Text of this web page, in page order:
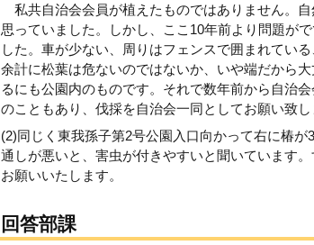
私共自治会会員が植えたものではありません。
思っていました。しかし、ここ10年前より問題が
した。車が少ない、周りはフェンスで囲まれてい
余計に松葉は危ないのではないか、いや端だから
るにも公園内のものです。それで数年前から自治
のこともあり、伐採を自治会一同としてお願い致し
(2)同じく東我孫子第2号公園入口向かって右に椿
通しが悪いと、害虫が付きやすいと聞いています
お願いいたします。
回答部課